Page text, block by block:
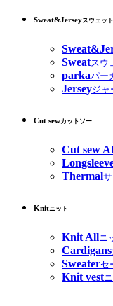
Sweat&Jerseyスウェッ
Sweatスウ
parkaパー
Jerseyジャ
Cut sewカットソー
Cut sew
Thermal
Knitニット
Knit Allニ
Cardigans
Sweaterセ
Knit vest